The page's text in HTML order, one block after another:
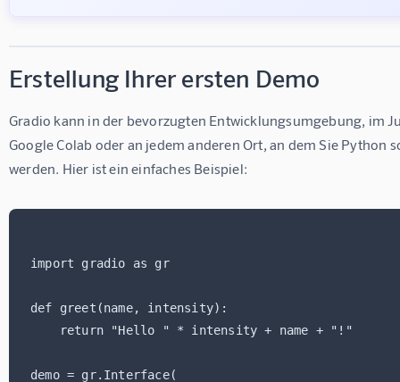
Erstellung Ihrer ersten Demo
Gradio kann in der bevorzugten Entwicklungsumgebung, im
Google Colab oder an jedem anderen Ort, an dem Sie Python
werden. Hier ist ein einfaches Beispiel:
import gradio as gr
def greet(name, intensity):
    return "Hello " * intensity + name + "!"
demo = gr.Interface(